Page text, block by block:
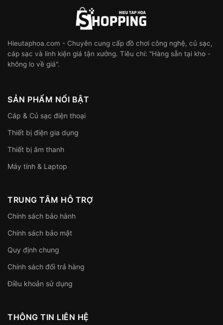
Hieutaphoa.com - Chuyên cung cấp đồ chơi công nghệ, củ sạc,
cáp sạc và linh kiện giá tận xưởng. Tiêu chí: "Hàng sẵn tại kho -
không lo về giá".
SẢN PHẨM NỔI BẬT
Cáp & Củ sạc điện thoại
Thiết bị điện gia dụng
Thiết bị âm thanh
Máy tính & Laptop
TRUNG TÂM HỖ TRỢ
Chính sách bảo hành
Chính sách bảo mật
Quy định chung
Chính sách đổi trả hàng
Điều khoản sử dụng
THÔNG TIN LIÊN HỆ